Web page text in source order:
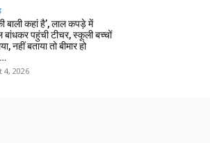
बाली कहां है’, लाल कपड़े में
बांधकर पहुंची टीचर, स्कूली बच्चों
नहीं बताया तो बीमार हो
4, 2026